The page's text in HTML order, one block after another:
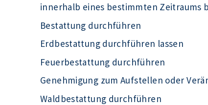
innerhalb eines bestimmten Zeitraums
Bestattung durchführen
Erdbestattung durchführen lassen
Feuerbestattung durchführen
Genehmigung zum Aufstellen oder
Waldbestattung durchführen